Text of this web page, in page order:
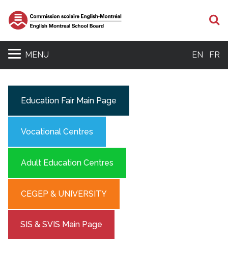
MENU EN FR
Education Fair Main Page
Vocational Centres
Adult Education Centres
CEGEP & UNIVERSITY
SIS & SVIS Main Page